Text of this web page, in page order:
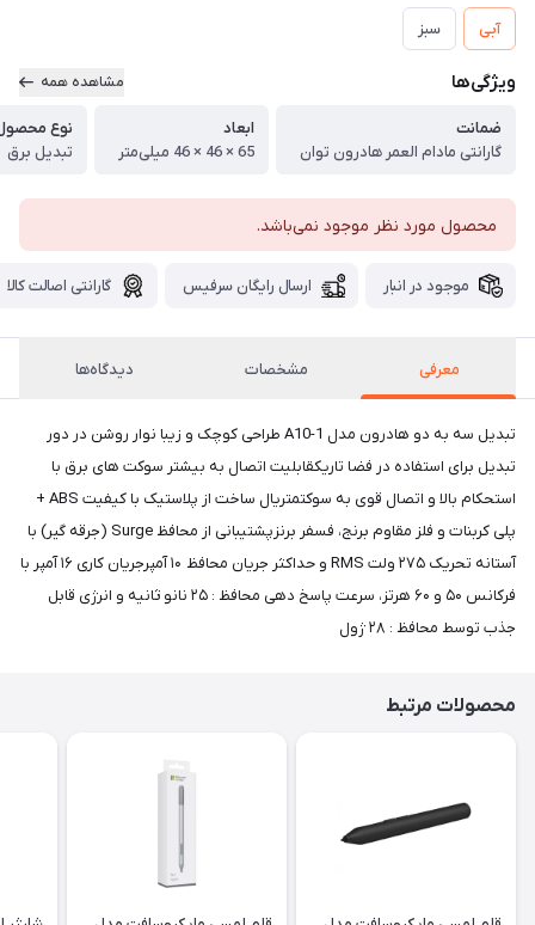
آبی سبز
ویژگی‌ها مشاهده همه
ضمانت
گارانتی مادام العمر هادرون توان
ابعاد
65 × 46 × 46 میلی‌متر
نوع
تبدیل برق
محصول مورد نظر موجود نمی‌باشد.
موجود در انبار ارسال رایگان سرفیس گارانتی اصالت کالا
معرفی مشخصات دیدگاه‌ها
تبدیل سه به دو هادرون مدل A10-1 طراحی کوچک و زیبا نوار روشن در دور
تبدیل برای استفاده در فضا تاریکقابلیت اتصال به بیشتر سوکت های برق با
استحکام بالا و اتصال قوی به سوکتمتریال ساخت از پلاستیک با کیفیت ABS +
پلی کربنات و فلز مقاوم برنج، فسفر برنزپشتیبانی از محافظ Surge (جرقه گیر) با
آستانه تحریک ۲۷۵ ولت RMS و حداکثر جریان محافظ ۱۰ آمپرجریان کاری ۱۶ آمپر با
فرکانس ۵۰ و ۶۰ هرتز، سرعت پاسخ دهی محافظ : ۲۵ نانو ثانیه و انرژی قابل
جذب توسط محافظ : ۲۸ ژول
محصولات مرتبط